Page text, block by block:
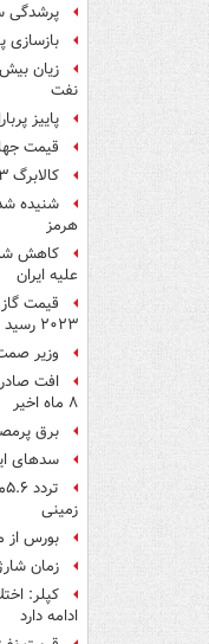
پرشدگی سدها
بازسازی
نفت
پاییز
قیمت جهانی
کالابرگ ۳ گروه شارژ شد
شنیده
هرمز
کاهش
علیه ایران
قیمت گاز
۲۰۲۳ رسید
وزیر
افت
۸ ماه اخیر
برق
سدهای
زمینی
بورس از مرز ۵.۴ میلیون
زمان
کپلر:
ادامه دارد